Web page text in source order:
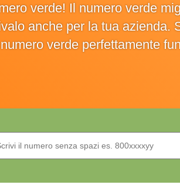
verde! Il numero verde
anche per la tua azienda.
verde perfettamente